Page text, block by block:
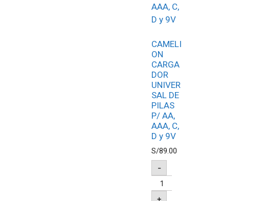
CAMELI
ON
CARGA
DOR
UNIVER
SAL DE
PILAS
P/ AA,
AAA, C,
D y 9V
S/89.00
-
+